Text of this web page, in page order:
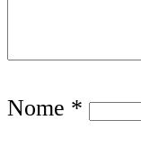
Nome *